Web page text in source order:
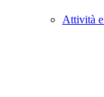
Attività